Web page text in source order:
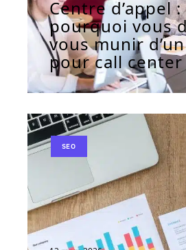
Centre d’appel :
pourquoi vous
vous munir
pour call center
SEO